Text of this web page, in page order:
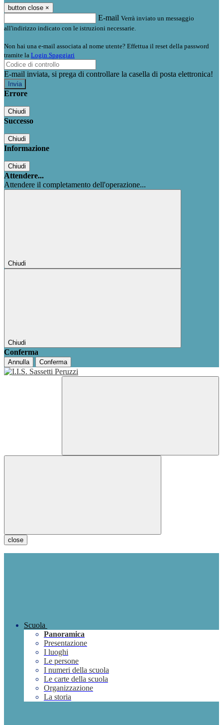
button close ×
E-mail Verrà inviato un messaggio
all'indirizzo indicato con le istruzioni necessarie.
Non hai una e-mail associata al nome utente? Effettua il reset della password
tramite la Login Spaggiari
E-mail inviata, si prega di controllare la casella di posta elettronica!
Errore
Chiudi
Successo
Chiudi
Informazione
Chiudi
Attendere...
Attendere il completamento dell'operazione...
Chiudi
Chiudi
Conferma
Annulla Conferma
close
Scuola
Panoramica
Presentazione
I luoghi
Le persone
I numeri della scuola
Le carte della scuola
Organizzazione
La storia